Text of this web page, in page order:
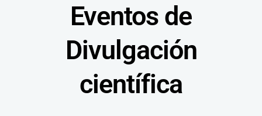
Eventos de
Divulgación
científica